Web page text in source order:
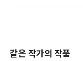
같은 작가의 작품